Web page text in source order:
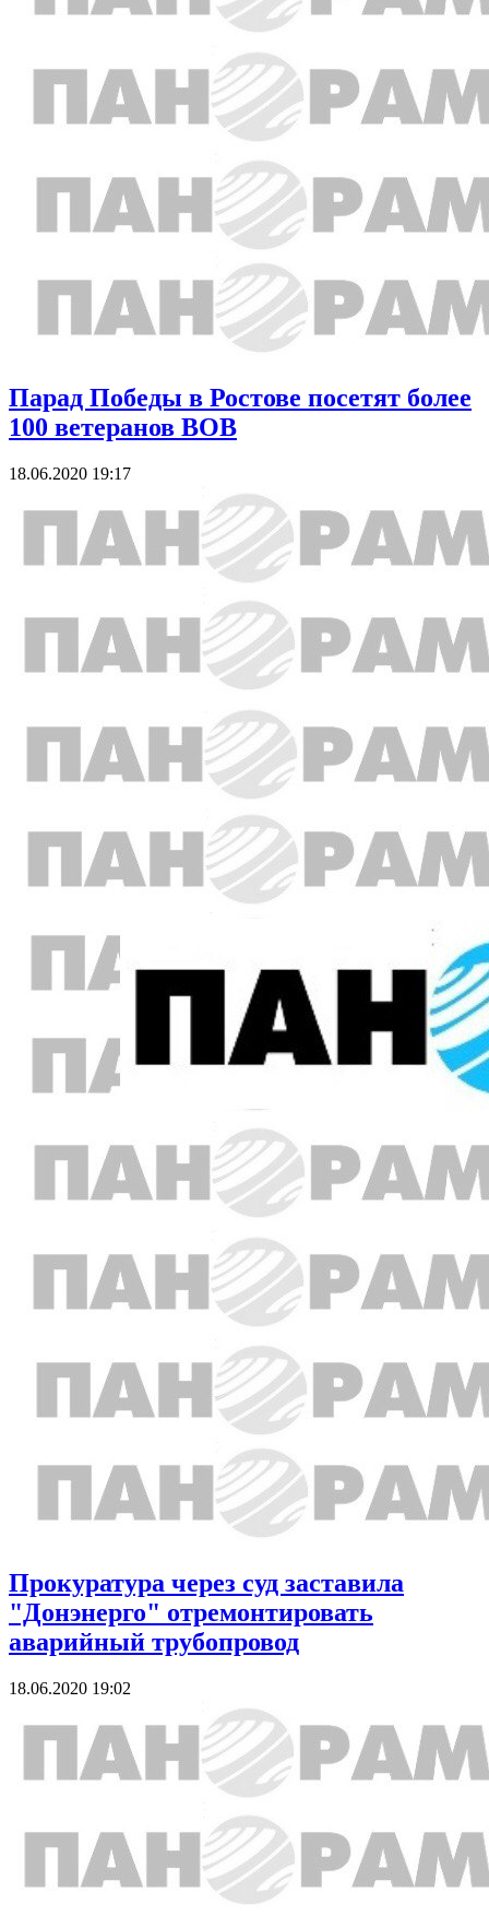
Парад Победы в Ростове посетят более
100 ветеранов ВОВ
18.06.2020 19:17
Прокуратура через суд заставила
"Донэнерго" отремонтировать
аварийный трубопровод
18.06.2020 19:02